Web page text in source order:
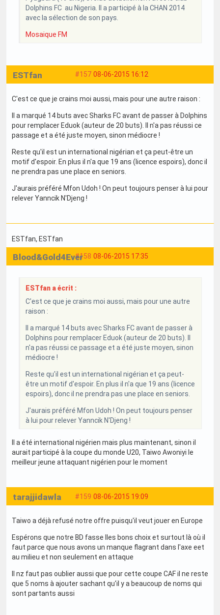
Dolphins FC au Nigeria. Il a participé à la CHAN 2014
avec la sélection de son pays.
Mosaique FM
#157 08-06-2015 16:12
ESTfan
C'est ce que je crains moi aussi, mais pour une autre raison :
Il a marqué 14 buts avec Sharks FC avant de passer à Dolphins
pour remplacer Eduok (auteur de 20 buts). Il n'a pas réussi ce
passage et a été juste moyen, sinon médiocre !
Reste qu'il est un international nigérian et ça peut-être un
motif d'espoir. En plus il n'a que 19 ans (licence espoirs), donc il
ne prendra pas une place en seniors.
J'aurais préféré Mfon Udoh ! On peut toujours penser à lui pour
relever Yanncik N'Djeng !
ESTfan, ESTfan
#158 08-06-2015 17:35
Blood&Gold4Ever
ESTfan a écrit :
C'est ce que je crains moi aussi, mais pour une autre
raison :
Il a marqué 14 buts avec Sharks FC avant de passer à
Dolphins pour remplacer Eduok (auteur de 20 buts). Il
n'a pas réussi ce passage et a été juste moyen, sinon
médiocre !
Reste qu'il est un international nigérian et ça peut-
être un motif d'espoir. En plus il n'a que 19 ans (licence
espoirs), donc il ne prendra pas une place en seniors.
J'aurais préféré Mfon Udoh ! On peut toujours penser
à lui pour relever Yanncik N'Djeng !
Il a été international nigérien mais plus maintenant, sinon il
aurait participé à la coupe du monde U20, Taiwo Awoniyi le
meilleur jeune attaquant nigérien pour le moment
#159 08-06-2015 19:09
tarajjidawla
Taiwo a déjà refusé notre offre puisqu'il veut jouer en Europe
Espérons que notre BD fasse lles bons choix et surtout là où il
faut parce que nous avons un manque flagrant dans l'axe eet
au milieu et non seulement en attaque
Il nz faut pas oublier aussi que pour cette coupe CAF il ne reste
que 5 noms à ajouter sachant qu'il y a beaucoup de noms qui
sont partants aussi